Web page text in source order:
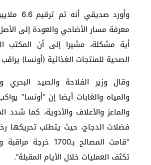
وأورد
معرفة مسار الأضاحي والعودة إلى
أية مشكلة، مشيرا إلى أن المكتب
الصحية للمنتجات الغذائية (أونسا)
وقال وزير الفلاحة والصيد البحري
والمياه والغابات أيضا إن “أونسا”
والماعز والأعلاف والأدوية، كما شدد
فضلات الدجاج، حيث يتطلب تحريكها
“قامت المصالح بـ1700
تكثف العمليات خلال الأيام المقبلة”.